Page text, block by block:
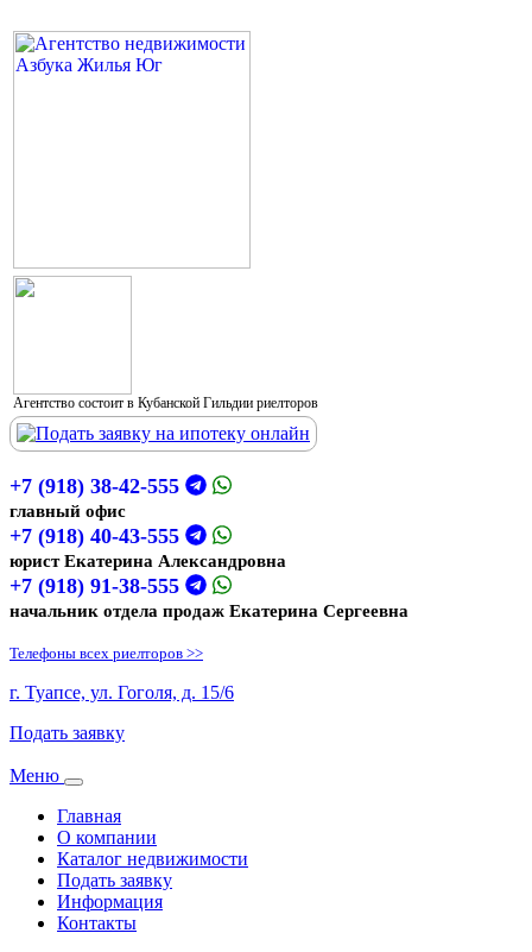
Агентство состоит в Кубанской Гильдии риелторов
+7 (918) 38-42-555
главный офис
+7 (918) 40-43-555
юрист Екатерина Александровна
+7 (918) 91-38-555
начальник отдела продаж Екатерина Сергеевна
Телефоны всех риелторов >>
г. Туапсе, ул. Гоголя, д. 15/6
Подать заявку
Меню
Toggle
Главная
О компании
Каталог недвижимости
Подать заявку
Информация
Контакты